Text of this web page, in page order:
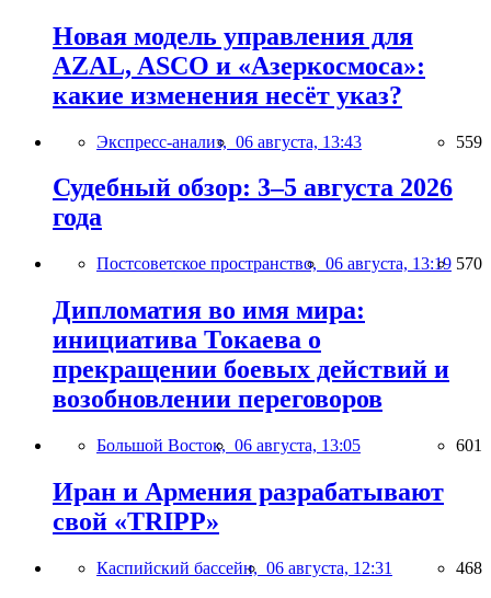
Новая модель управления для
AZAL, ASCO и «Азеркосмоса»:
какие изменения несёт указ?
Экспресс-анализ, 06 августа, 13:43 559
Судебный обзор: 3–5 августа 2026
года
Постсоветское пространство, 06 августа, 13:19 570
Дипломатия во имя мира:
инициатива Токаева о
прекращении боевых действий и
возобновлении переговоров
Большой Восток, 06 августа, 13:05 601
Иран и Армения разрабатывают
свой «TRIPP»
Каспийский бассейн, 06 августа, 12:31 468